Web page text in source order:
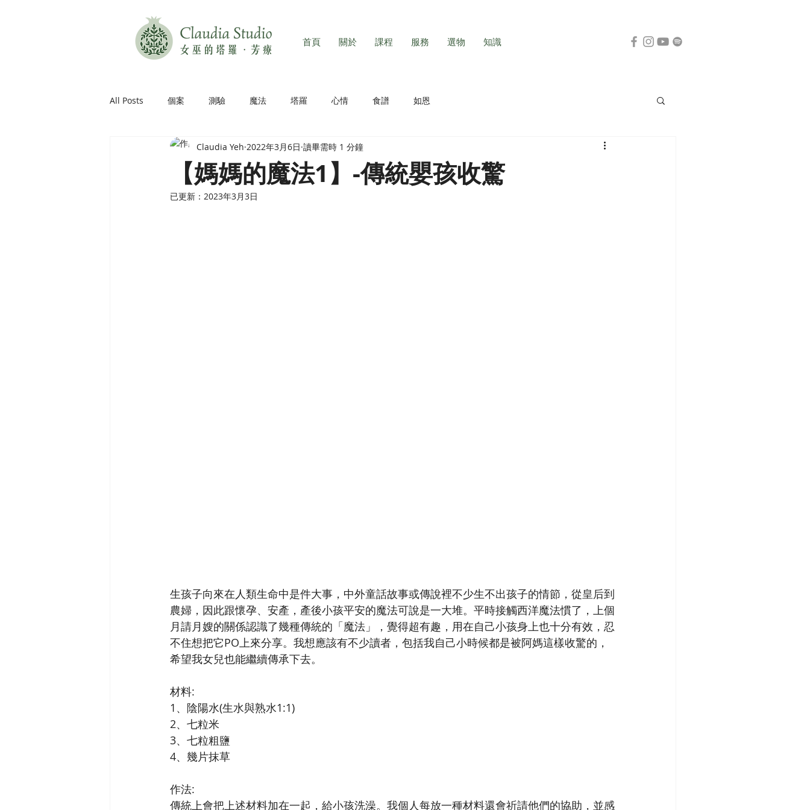
首頁 關於 課程 服務 選物 知識
All Posts 個案 測驗 魔法 塔羅 心情 食譜 如恩
【媽媽的魔法1】-傳統嬰孩收驚
Claudia Yeh 2022年3月6日 讀畢需時 1 分鐘
已更新： 2023年3月3日
生孩子向來在人類生命中是件大事，中外童話故事或傳說裡不少生不出孩子的情節，從皇后到
農婦，因此跟懷孕、安產，產後小孩平安的魔法可說是一大堆。平時接觸西洋魔法慣了，上個
月請月嫂的關係認識了幾種傳統的「魔法」，覺得超有趣，用在自己小孩身上也十分有效，忍
不住想把它PO上來分享。我想應該有不少讀者，包括我自己小時候都是被阿媽這樣收驚的，
希望我女兒也能繼續傳承下去。
材料:
1、陰陽水(生水與熟水1:1)
2、七粒米
3、七粒粗鹽
4、幾片抹草
作法:
傳統上會把上述材料加在一起，給小孩洗澡。我個人每放一種材料還會祈請他們的協助，並感